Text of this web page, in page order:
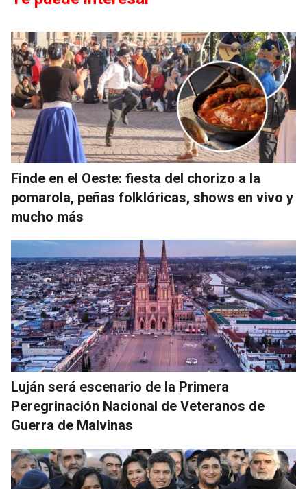
Finde en el Oeste: fiesta del chorizo a la
pomarola, peñas folklóricas, shows en vivo y
mucho más
Luján será escenario de la Primera
Peregrinación Nacional de Veteranos de
Guerra de Malvinas